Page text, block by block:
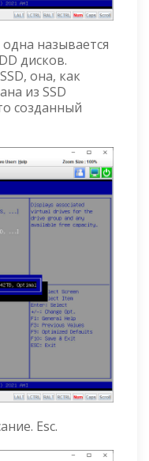
называется
дисков.
она, как
из SSD
созданный
Esc.